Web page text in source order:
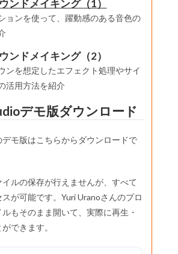
ンドメイキング（1）
ョンを使って、躍動感のある音色の
ンドメイキング（2）
ンを想定したエフェクト処理やサイ
活用方法を紹介
デモ版ダウンロード
モ版はこちらからダウンロードで
ルの保存が行えませんが、すべて
が可能です。Yuri Uranoさんのプロ
もそのまま開いて、実際に再生・
できます。